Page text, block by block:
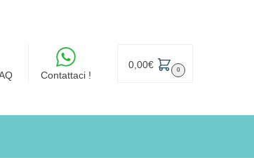
Contattaci !
0,00€ 0